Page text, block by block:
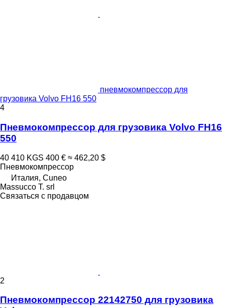
пневмокомпрессор для
грузовика Volvo FH16 550
4
Пневмокомпрессор для грузовика Volvo FH16
550
40 410 KGS 400 € ≈ 462,20 $
Пневмокомпрессор
Италия, Cuneo
Massucco T. srl
Связаться с продавцом
2
Пневмокомпрессор 22142750 для грузовика